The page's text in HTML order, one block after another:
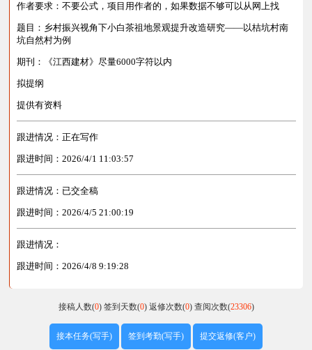
作者要求：不要公式，项目用作者的，如果数据不够可以从网上找
题目：乡村振兴视角下小白茶祖地景观提升改造研究——以桔坑村南
坑自然村为例
期刊：《江西建材》尽量6000字符以内
拟提纲
提供有资料
跟进情况：正在写作
跟进时间：2026/4/1 11:03:57
跟进情况：已交全稿
跟进时间：2026/4/5 21:00:19
跟进情况：
跟进时间：2026/4/8 9:19:28
接稿人数(0) 签到天数(0) 返修次数(0) 查阅次数(23306)
接本任务(写手) 签到考勤(写手) 提交返修(客户)